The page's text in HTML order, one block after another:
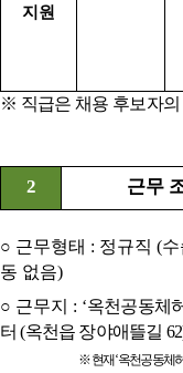
지원
※ 직급은 채용 후보자
2 근무
○ 근무형태 : 정규직 (
동 없음)
○ 근무지 : ‘옥천공동체
터(옥천읍 장야애뜰길
※현재‘옥천공동체